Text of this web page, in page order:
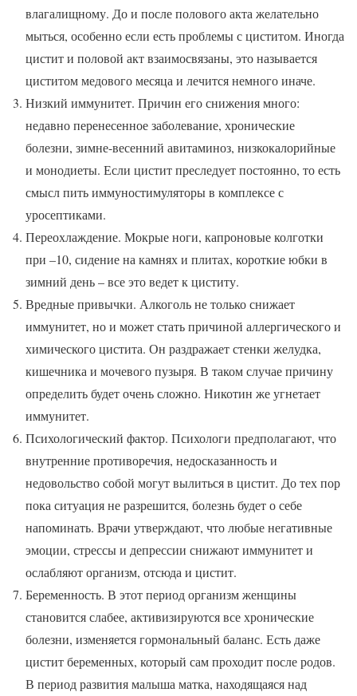
влагалищному. До и после полового акта желательно
мыться, особенно если есть проблемы с циститом. Иногда
цистит и половой акт взаимосвязаны, это называется
циститом медового месяца и лечится немного иначе.
Низкий иммунитет. Причин его снижения много:
недавно перенесенное заболевание, хронические
болезни, зимне-весенний авитаминоз, низкокалорийные
и монодиеты. Если цистит преследует постоянно, то есть
смысл пить иммуностимуляторы в комплексе с
уросептиками.
Переохлаждение. Мокрые ноги, капроновые колготки
при –10, сидение на камнях и плитах, короткие юбки в
зимний день – все это ведет к циститу.
Вредные привычки. Алкоголь не только снижает
иммунитет, но и может стать причиной аллергического и
химического цистита. Он раздражает стенки желудка,
кишечника и мочевого пузыря. В таком случае причину
определить будет очень сложно. Никотин же угнетает
иммунитет.
Психологический фактор. Психологи предполагают, что
внутренние противоречия, недосказанность и
недовольство собой могут вылиться в цистит. До тех пор
пока ситуация не разрешится, болезнь будет о себе
напоминать. Врачи утверждают, что любые негативные
эмоции, стрессы и депрессии снижают иммунитет и
ослабляют организм, отсюда и цистит.
Беременность. В этот период организм женщины
становится слабее, активизируются все хронические
болезни, изменяется гормональный баланс. Есть даже
цистит беременных, который сам проходит после родов.
В период развития малыша матка, находящаяся над